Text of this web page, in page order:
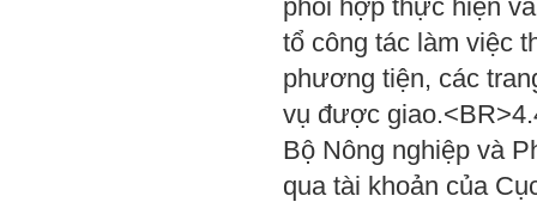
phối hợp thực hiện
tổ công tác làm việc
phương tiện, các
vụ được
Bộ Nông nghiệp và
qua tài khoản của